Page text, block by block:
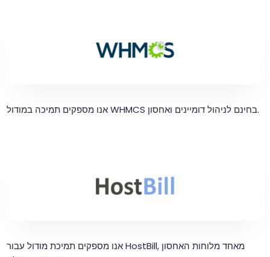
אנו מספקים תמיכה במודול WHMCS בחינם לניהול דומיינים ואחסון.
אנו מספקים תמיכת מודול עבור HostBill, מאחד מלוחות האחסון